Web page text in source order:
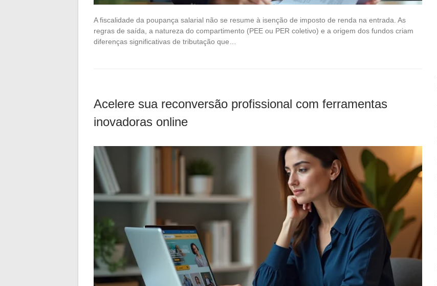
A fiscalidade da poupança salarial não se resume à isenção de imposto de renda na entrada. As
regras de saída, a natureza do compartimento (PEE ou PER coletivo) e a origem dos fundos criam
diferenças significativas de tributação que…
Acelere sua reconversão profissional com ferramentas
inovadoras online